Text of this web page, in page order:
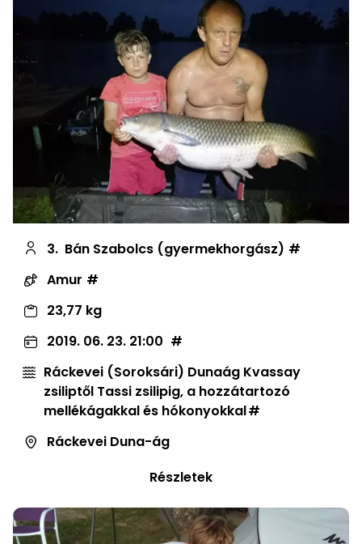
3. Bán Szabolcs (gyermekhorgász)
Amur
23,77 kg
2019. 06. 23. 21:00
Ráckevei (Soroksári) Dunaág Kvassay
zsiliptől Tassi zsilipig, a hozzátartozó
mellékágakkal és hókonyokkal
Ráckevei Duna-ág
Részletek